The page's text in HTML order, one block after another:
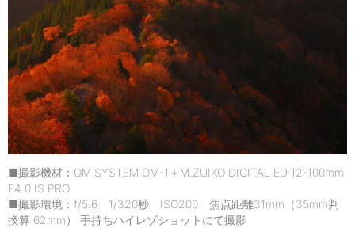
■撮影機材：OM SYSTEM OM-1＋M.ZUIKO DIGITAL ED 12-100mm
F4.0 IS PRO
■撮影環境：f/5.6 1/320秒 ISO200 焦点距離31mm（35mm判
換算 62mm） 手持ちハイレゾショットにて撮影